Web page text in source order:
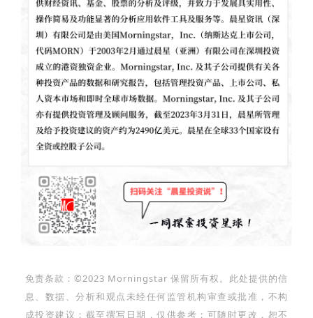
免责条款：©2023 Morningstar 保留所有权。此处提供的信
息、数据、分析和观点未经任何监管机构审查或批准，不构
成投资建议；截至撰写日期，仅供参考；可随时更改，恕不